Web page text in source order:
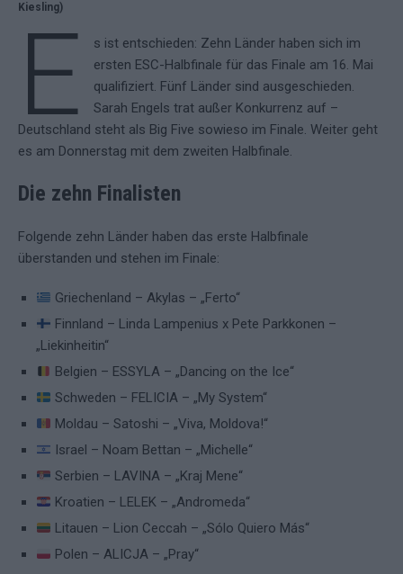
Kiesling)
E
s ist entschieden: Zehn Länder haben sich im
ersten ESC-Halbfinale für das Finale am 16. Mai
qualifiziert. Fünf Länder sind ausgeschieden.
Sarah Engels trat außer Konkurrenz auf –
Deutschland steht als Big Five sowieso im Finale. Weiter geht
es am Donnerstag mit dem zweiten Halbfinale.
Die zehn Finalisten
Folgende zehn Länder haben das erste Halbfinale
überstanden und stehen im Finale:
Griechenland – Akylas – „Ferto“
Finnland – Linda Lampenius x Pete Parkkonen –
„Liekinheitin“
Belgien – ESSYLA – „Dancing on the Ice“
Schweden – FELICIA – „My System“
Moldau – Satoshi – „Viva, Moldova!“
Israel – Noam Bettan – „Michelle“
Serbien – LAVINA – „Kraj Mene“
Kroatien – LELEK – „Andromeda“
Litauen – Lion Ceccah – „Sólo Quiero Más“
Polen – ALICJA – „Pray“